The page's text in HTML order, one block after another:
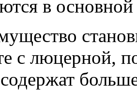
в
с люцерной,